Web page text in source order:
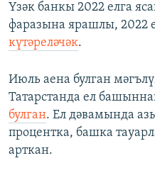
Үзәк банкы 2022 елга
фаразына ярашлы, 2022
күтәреләчәк.
Июль аена булган
Татарстанда ел
булган. Ел дәвамында
процентка, башка
арткан.